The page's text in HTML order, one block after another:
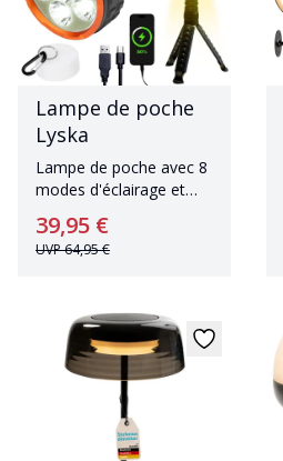
Lampe de poche
Lyska
Lampe de poche avec 8
modes d'éclairage et
39,95 €
UVP64,95 €